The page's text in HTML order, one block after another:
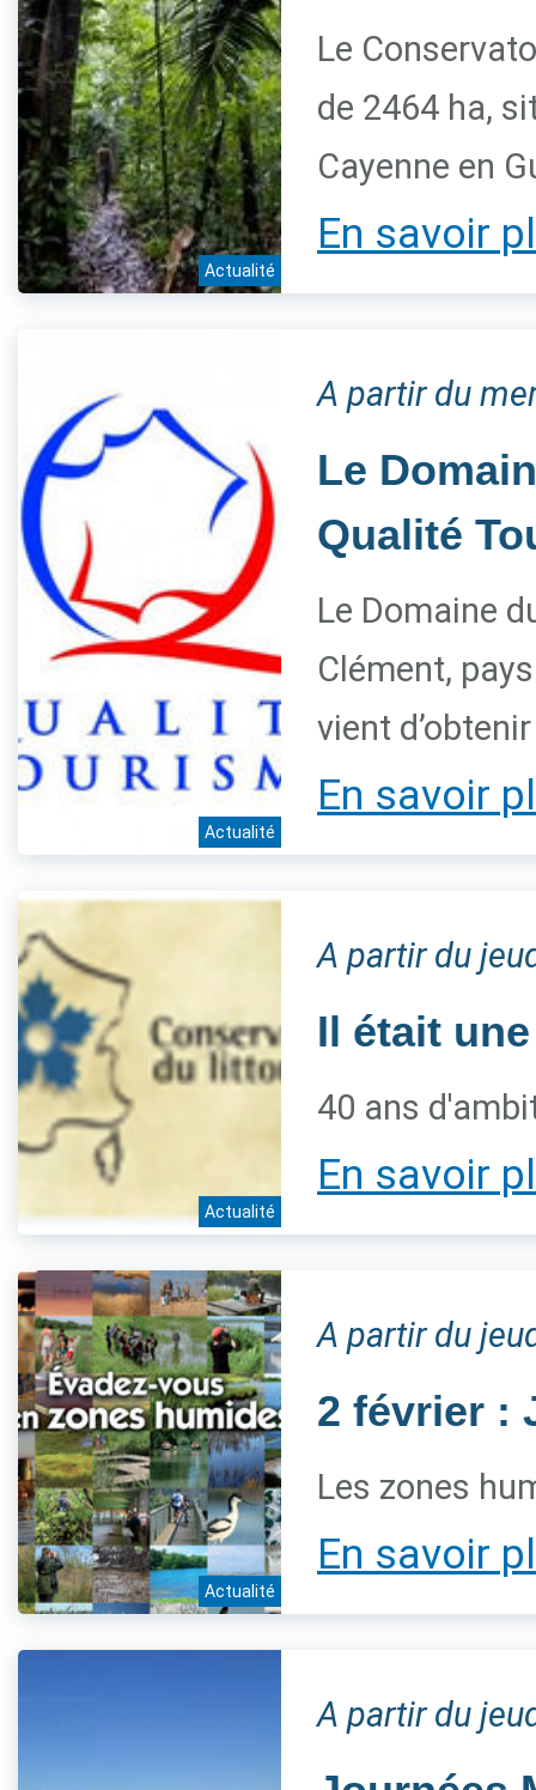
Actualité
Le
de 2464 ha,
Cayenne en
En savoir
Actualité
A partir du
Le
Qualité
Le Domaine
Clément,
vient
En savoir
Actualité
A partir du
Il était
40 ans
En savoir
Actualité
A partir du
2 février :
Les zones
En savoir
A partir du